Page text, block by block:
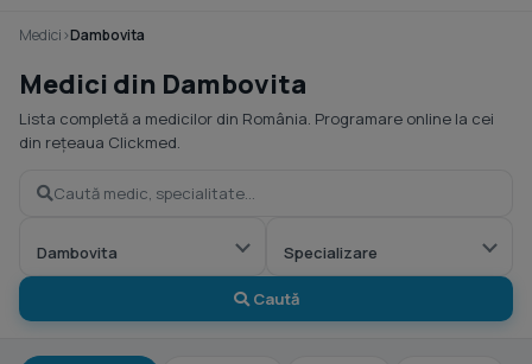
Medici›Dambovita
Medici din Dambovita
Lista completă a medicilor din România. Programare online la cei
din rețeaua Clickmed.
Caută